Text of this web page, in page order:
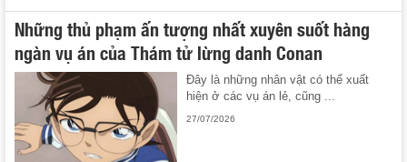
Những thủ phạm ấn tượng nhất xuyên suốt hàng
ngàn vụ án của Thám tử lừng danh Conan
Đây là những nhân vật có thể xuất
hiện ở các vụ án lẻ, cũng ...
27/07/2026